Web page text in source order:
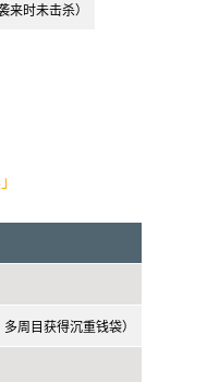
来时未击杀）
周目获得沉重钱袋）